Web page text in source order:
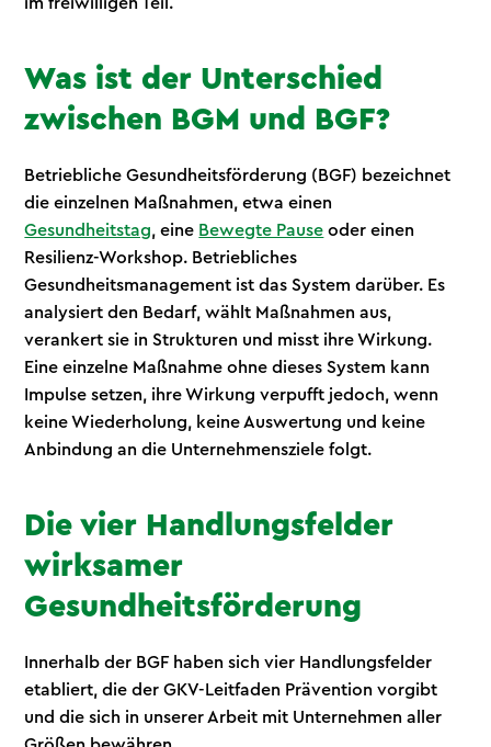
Was ist der Unterschied
zwischen BGM und BGF?
Betriebliche Gesundheitsförderung (BGF) bezeichnet
die einzelnen Maßnahmen, etwa einen
Gesundheitstag, eine Bewegte Pause oder einen
Resilienz-Workshop. Betriebliches
Gesundheitsmanagement ist das System darüber. Es
analysiert den Bedarf, wählt Maßnahmen aus,
verankert sie in Strukturen und misst ihre Wirkung.
Eine einzelne Maßnahme ohne dieses System kann
Impulse setzen, ihre Wirkung verpufft jedoch, wenn
keine Wiederholung, keine Auswertung und keine
Anbindung an die Unternehmensziele folgt.
Die vier Handlungsfelder
wirksamer
Gesundheitsförderung
Innerhalb der BGF haben sich vier Handlungsfelder
etabliert, die der GKV-Leitfaden Prävention vorgibt
und die sich in unserer Arbeit mit Unternehmen aller